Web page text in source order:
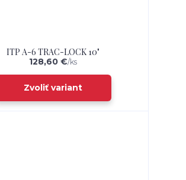
ITP A-6 TRAC-LOCK 10"
128,60 €/ks
Zvoliť variant